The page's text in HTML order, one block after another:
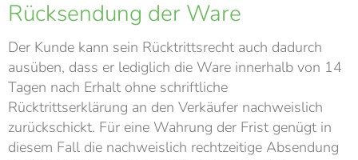
Rücksendung der Ware
Der Kunde kann sein Rücktrittsrecht auch dadurch
ausüben, dass er lediglich die Ware innerhalb von 14
Tagen nach Erhalt ohne schriftliche
Rücktrittserklärung an den Verkäufer nachweislich
zurückschickt. Für eine Wahrung der Frist genügt in
diesem Fall die nachweislich rechtzeitige Absendung